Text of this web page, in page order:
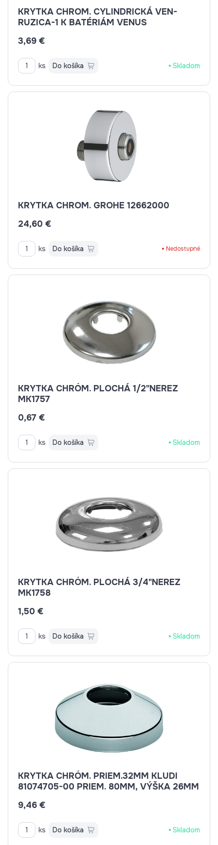
KRYTKA CHROM. CYLINDRICKÁ VEN-
RUZICA-1 K BATÉRIÁM VENUS
3,69 €
ks Do košíka Skladom
KRYTKA CHROM. GROHE 12662000
24,60 €
ks Do košíka Nedostupné
KRYTKA CHRÓM. PLOCHÁ 1/2"NEREZ
MK1757
0,67 €
ks Do košíka Skladom
KRYTKA CHRÓM. PLOCHÁ 3/4"NEREZ
MK1758
1,50 €
ks Do košíka Skladom
KRYTKA CHRÓM. PRIEM.32MM KLUDI
81074705-00 PRIEM. 80MM, VÝŠKA 26MM
9,46 €
ks Do košíka Skladom